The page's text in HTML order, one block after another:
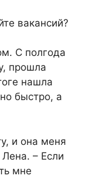
вакансий?
С полгода
прошла
нашла
быстро, а
и она меня
Лена. – Если
мне